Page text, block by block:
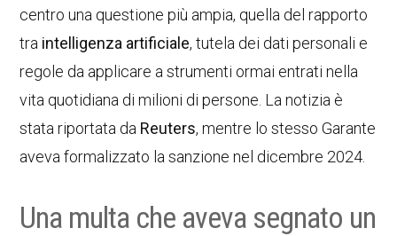
centro una questione più ampia, quella del rapporto
tra intelligenza artificiale, tutela dei dati personali e
regole da applicare a strumenti ormai entrati nella
vita quotidiana di milioni di persone. La notizia è
stata riportata da Reuters, mentre lo stesso Garante
aveva formalizzato la sanzione nel dicembre 2024.
Una multa che aveva segnato un